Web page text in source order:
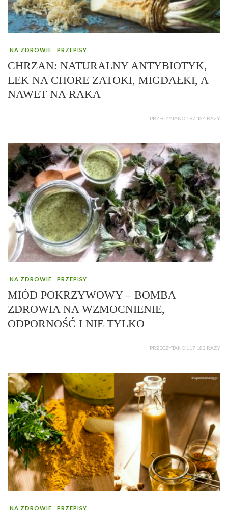
NA ZDROWIE PRZEPISY
CHRZAN: NATURALNY ANTYBIOTYK,
LEK NA CHORE ZATOKI, MIGDAŁKI, A
NAWET NA RAKA
PRZECZYTANO 197 434 RAZY
NA ZDROWIE PRZEPISY
MIÓD POKRZYWOWY – BOMBA
ZDROWIA NA WZMOCNIENIE,
ODPORNOŚĆ I NIE TYLKO
PRZECZYTANO 117 182 RAZY
NA ZDROWIE PRZEPISY